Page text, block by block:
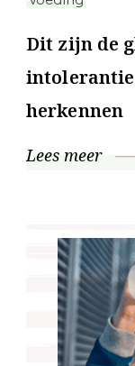
Dit zijn de
intolerantie
herkennen
Lees meer